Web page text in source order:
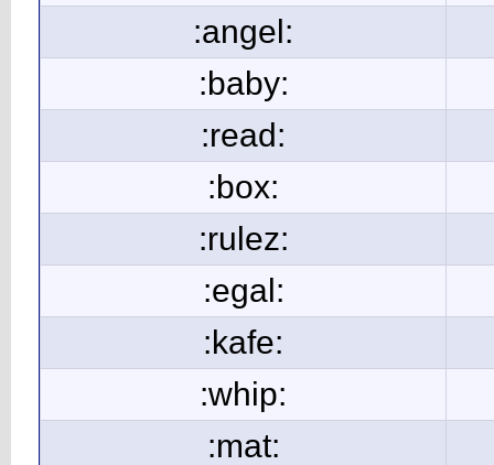
:angel:
:baby:
:read:
:box:
:rulez:
:egal:
:kafe:
:whip:
:mat: